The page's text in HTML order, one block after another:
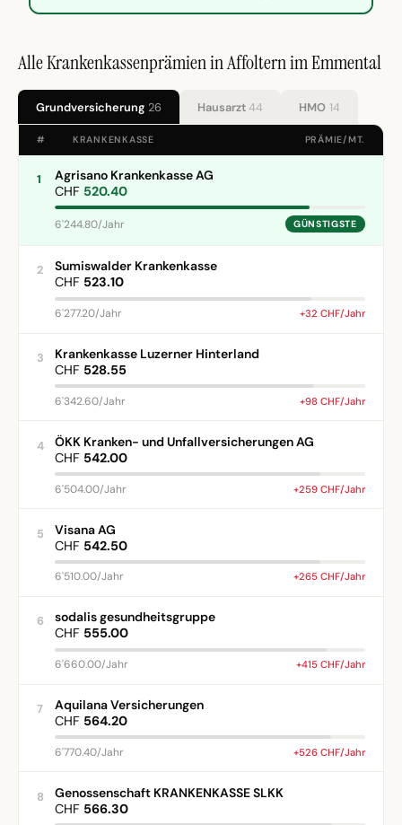
Alle Krankenkassenprämien in Affoltern im Emmental
Grundversicherung 26 Hausarzt44 HMO 14
# KRANKENKASSE PRÄMIE/MT.
1
Agrisano Krankenkasse AG
CHF 520.40
6'244.80/Jahr GÜNSTIGSTE
2
Sumiswalder Krankenkasse
CHF 523.10
6'277.20/Jahr +32 CHF/Jahr
3
Krankenkasse Luzerner Hinterland
CHF 528.55
6'342.60/Jahr +98 CHF/Jahr
4
ÖKK Kranken- und Unfallversicherungen AG
CHF 542.00
6'504.00/Jahr +259 CHF/Jahr
5
Visana AG
CHF 542.50
6'510.00/Jahr +265 CHF/Jahr
6
sodalis gesundheitsgruppe
CHF 555.00
6'660.00/Jahr +415 CHF/Jahr
7
Aquilana Versicherungen
CHF 564.20
6'770.40/Jahr +526 CHF/Jahr
8
Genossenschaft KRANKENKASSE SLKK
CHF 566.30